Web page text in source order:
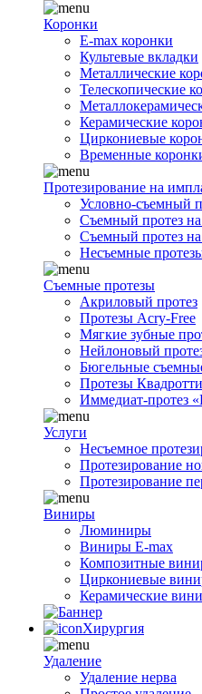
Коронки
E-max коронки
Культевые вкладки
Металлические
Телескопические
Керамические
Циркониевые
Временные
Протезирование на
Условно-съемный
Съемный протез
Съемный протез
Несъемные
Съемные протезы
Акриловый протез
Протезы Acry-Free
Мягкие зубные
Нейлоновый
Бюгельные
Протезы Квадротти
Иммедиат-протез
Услуги
Несъемное
Протезирование
Протезирование
Виниры
Люминиры
Виниры E-max
Композитные
Циркониевые
Керамические
Хирургия
Удаление
Удаление нерва